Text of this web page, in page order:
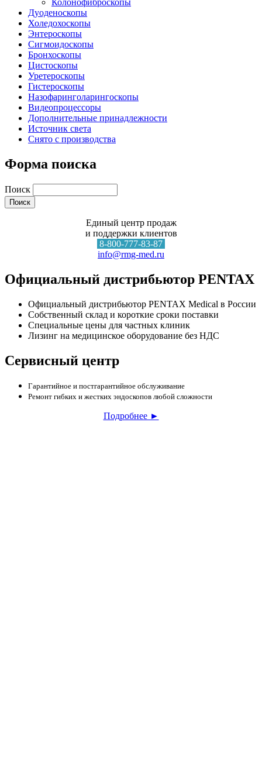
Колонофиброскопы
Дуоденоскопы
Холедохоскопы
Энтероскопы
Сигмоидоскопы
Бронхоскопы
Цистоскопы
Уретероскопы
Гистероскопы
Назофаринголарингоскопы
Видеопроцессоры
Дополнительные принадлежности
Источник света
Снято с производства
Форма поиска
Поиск
Единый центр продаж
и поддержки клиентов
8-800-777-83-87
info@rmg-med.ru
Официальный дистрибьютор PENTAX
Официальный дистрибьютор PENTAX Medical в России
Собственный склад и короткие сроки поставки
Специальные цены для частных клиник
Лизинг на медицинское оборудование без НДС
Сервисный центр
Гарантийное и постгарантийное обслуживание
Ремонт гибких и жестких эндоскопов любой сложности
Подробнее ►